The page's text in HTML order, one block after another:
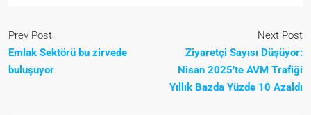
Prev Post
Emlak Sektörü bu zirvede
buluşuyor
Next Post
Ziyaretçi Sayısı Düşüyor:
Nisan 2025’te AVM Trafiği
Yıllık Bazda Yüzde 10 Azaldı